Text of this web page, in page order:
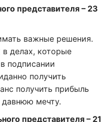
представителя – 23
важные решения.
делах, которые
подписании
получить
получить прибыль
давнюю мечту.
представителя – 21